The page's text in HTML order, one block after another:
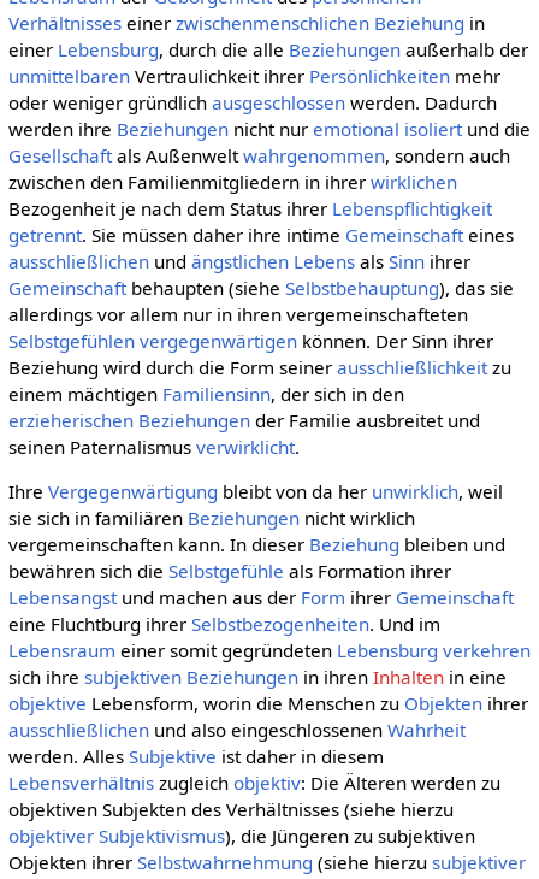
Verhältnisseseiner zwischenmenschlichen Beziehung in
einer Lebensburg, durch die alle Beziehungenaußerhalb der
unmittelbarenVertraulichkeit ihrer Persönlichkeitenmehr
oder weniger gründlich ausgeschlossenwerden. Dadurch
werden ihre Beziehungennicht nur emotional isoliertund die
Gesellschaftals Außenweltwahrgenommen, sondern auch
zwischen den Familienmitgliedern in ihrer wirklichen
Bezogenheit je nach dem Status ihrer Lebenspflichtigkeit
getrennt. Sie müssen daher ihre intime Gemeinschafteines
ausschließlichenund ängstlichen Lebensals Sinnihrer
Gemeinschaftbehaupten (siehe Selbstbehauptung), das sie
allerdings vor allem nur in ihren vergemeinschafteten
Selbstgefühlen vergegenwärtigenkönnen. Der Sinn ihrer
Beziehung wird durch die Form seiner ausschließlichkeitzu
einem mächtigen Familiensinn, der sich in den
erzieherischen Beziehungender Familie ausbreitet und
seinen Paternalismus verwirklicht.
Ihre Vergegenwärtigung bleibt von da her unwirklich, weil
sie sich in familiären Beziehungennicht wirklich
vergemeinschaften kann. In dieser Beziehung bleiben und
bewähren sich die Selbstgefühle als Formation ihrer
Lebensangstund machen aus der Form ihrer Gemeinschaft
eine Fluchtburg ihrer Selbstbezogenheiten. Und im
Lebensraum einer somit gegründeten Lebensburg verkehren
sich ihre subjektiven Beziehungenin ihren Inhaltenin eine
objektive Lebensform, worin die Menschen zu Objektenihrer
ausschließlichenund also eingeschlossenen Wahrheit
werden. Alles Subjektive ist daher in diesem
Lebensverhältniszugleich objektiv: Die Älteren werden zu
objektiven Subjekten des Verhältnisses (siehe hierzu
objektiver Subjektivismus), die Jüngeren zu subjektiven
Objekten ihrer Selbstwahrnehmung (siehe hierzu subjektiver